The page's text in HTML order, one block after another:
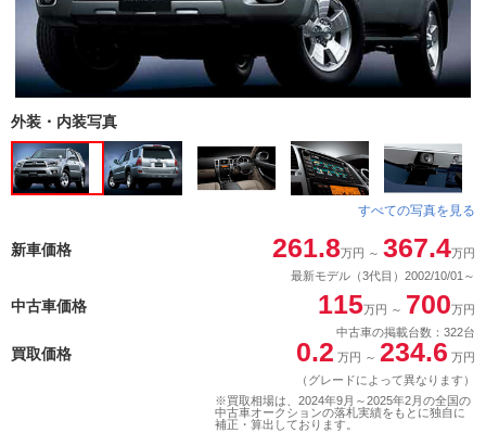
外装・内装写真
すべての写真を見る
新車価格 261.8万円 ～ 367.4万円
最新モデル（3代目）2002/10/01～
中古車価格 115万円 ～ 700万円
中古車の掲載台数：322台
買取価格 0.2 万円 ～ 234.6 万円
（グレードによって異なります）
※買取相場は、2024年9月～2025年2月の全国の
中古車オークションの落札実績をもとに独自に
補正・算出しております。